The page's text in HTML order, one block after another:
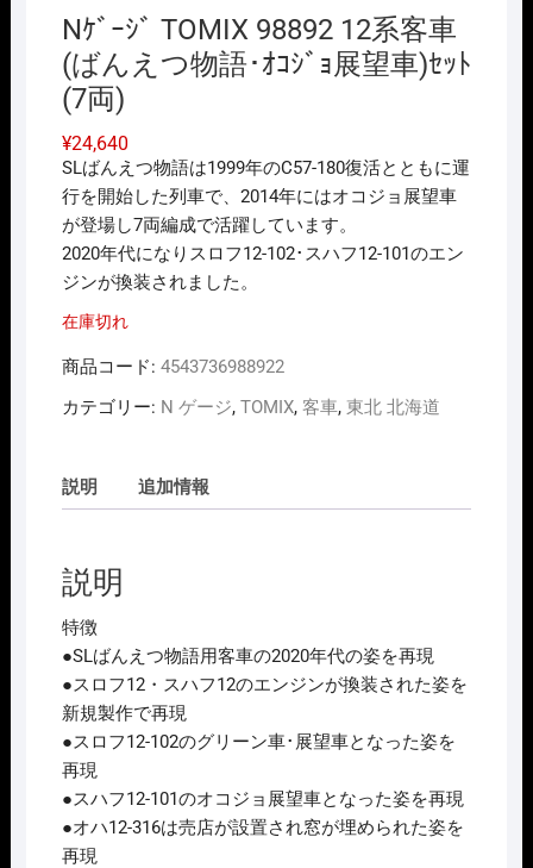
Nｹﾞｰｼﾞ TOMIX 98892 12系客車
(ばんえつ物語･ｵｺｼﾞｮ展望車)ｾｯﾄ
(7両)
¥24,640
SLばんえつ物語は1999年のC57-180復活とともに運
行を開始した列車で、2014年にはオコジョ展望車
が登場し7両編成で活躍しています。
2020年代になりスロフ12-102･スハフ12-101のエン
ジンが換装されました。
在庫切れ
商品コード: 4543736988922
カテゴリー: N ゲージ, TOMIX, 客車, 東北 北海道
説明 追加情報
説明
特徴
●SLばんえつ物語用客車の2020年代の姿を再現
●スロフ12・スハフ12のエンジンが換装された姿を
新規製作で再現
●スロフ12-102のグリーン車･展望車となった姿を
再現
●スハフ12-101のオコジョ展望車となった姿を再現
●オハ12-316は売店が設置され窓が埋められた姿を
再現